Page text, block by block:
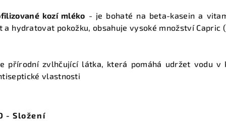
kozí mléko - je bohaté na beta-kasein a
a hydratovat pokožku, obsahuje vysoké množství
přírodní zvlhčující látka, která pomáhá udržet vodu v
vlastnosti
- Složení